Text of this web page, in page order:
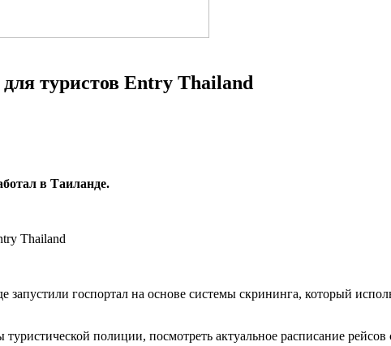
для туристов Entry Thailand
в Таиланде.
запустили госпортал на основе системы скрининга, который
полиции, посмотреть актуальное​ расписание